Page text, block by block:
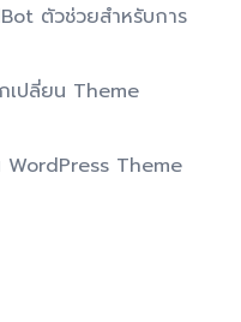
ตัวช่วยสำหรับการ
ปลี่ยน Theme
WordPress Theme